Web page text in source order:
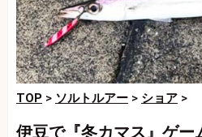
TOP > ソルトルアー > ショア >
伊豆で『冬カマス』ゲ